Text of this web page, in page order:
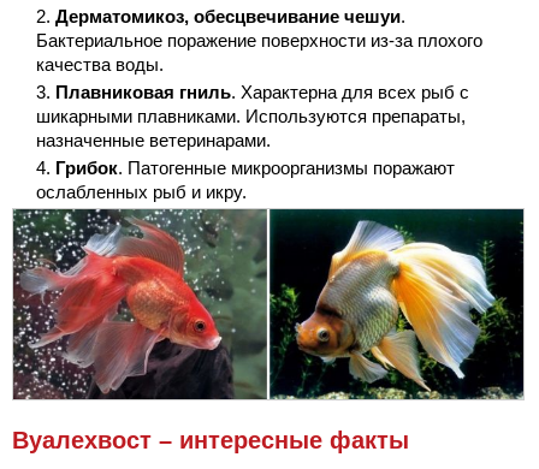
Дерматомикоз, обесцвечивание чешуи.
Бактериальное поражение поверхности из-за плохого
качества воды.
Плавниковая гниль. Характерна для всех рыб с
шикарными плавниками. Используются препараты,
назначенные ветеринарами.
Грибок. Патогенные микроорганизмы поражают
ослабленных рыб и икру.
Вуалехвост – интересные факты